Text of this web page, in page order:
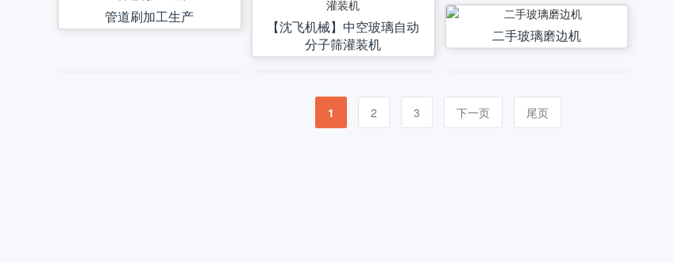
管道刷加工生产
【沈飞机械】中空玻璃自动
分子筛灌装机
二手玻璃磨边机
1 2 3 下一页 尾页